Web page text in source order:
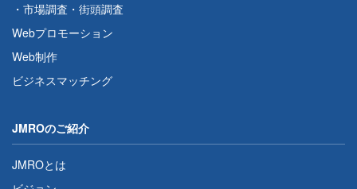
・ 市場調査 ・ 街頭調査
Webプロモーション
Web制作
ビジネスマッチング
JMROのご紹介
JMROとは